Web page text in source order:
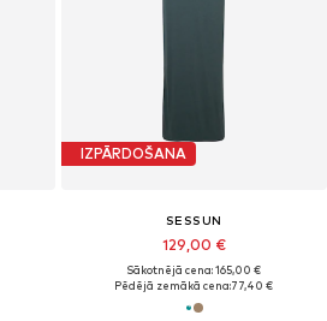
IZPĀRDOŠANA
SESSUN
129,00 €
Sākotnējā cena: 165,00 €
Pēdējā zemākā cena:77,40 €